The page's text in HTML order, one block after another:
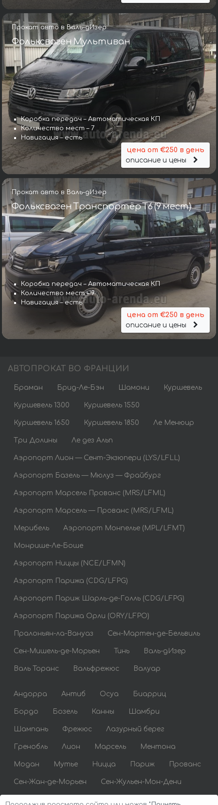
Прокат авто в Валь-дИзер
Фольксваген Мультиван
Коробка передач – Автоматическая КП
Количество мест – 7
Навигация – есть
цена от €250 в день
описание и цены
Прокат авто в Валь-дИзер
Фольксваген Транспортёр T6 (9 мест)
Коробка передач – Автоматическая КП
Количество мест – 9
Навигация – есть
цена от €250 в день
описание и цены
АВТОПРОКАТ ВО ФРАНЦИИ
Браман Брид-Ле-Бэн Шамони Куршевель
Куршевель 1300 Куршевель 1550
Куршевель 1650 Куршевель 1850 Ле Менюир
Три Долины Ле дез Альп
Аэропорт Лион — Сент-Экзюпери (LYS/LFLL)
Аэропорт Базель — Мюлуз — Фрайбург
Аэропорт Марсель Прованс (MRS/LFML)
Аэропорт Марсель — Прованс (MRS/LFML)
Мерибель Аэропорт Монпелье (MPL/LFMT)
Монрише-Ле-Боше
Аэропорт Ниццы (NCE/LFMN)
Аэропорт Парижа (CDG/LFPG)
Аэропорт Париж Шарль-де-Голль (CDG/LFPG)
Аэропорт Парижа Орли (ORY/LFPO)
Пралоньян-ла-Вануаз Сен-Мартен-де-Бельвиль
Сен-Мишель-де-Морьен Тинь Валь-дИзер
Валь Торанс Вальфрежюс Валуар
Андорра Антиб Осуа Биарриц
Бордо Бозель Канны Шамбри
Шампань Фрежюс Лазурный берег
Гренобль Лион Марсель Ментона
Модан Мутье Ницца Париж Прованс
Сен-Жан-де-Морьен Сен-Жульен-Мон-Дени